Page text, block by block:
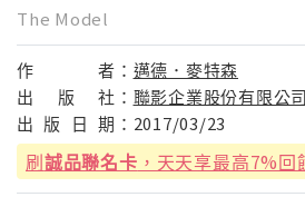
The Model
作 者： 邁德．麥特森
出
版 社： 聯影企業股份有限公司
出 版 日 期： 2017/03/23
刷誠品聯名卡 ，天天享最高7%回